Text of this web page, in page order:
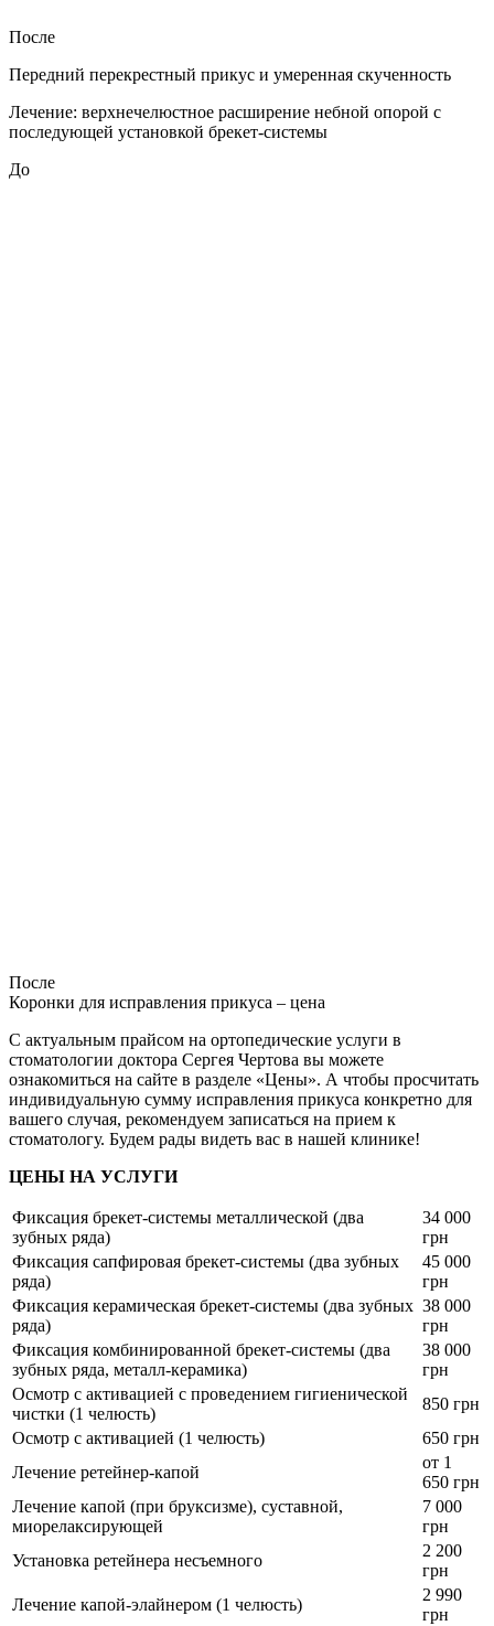
После
Передний перекрестный прикус и умеренная скученность
Лечение: верхнечелюстное расширение небной опорой с
последующей установкой брекет-системы
До
После
Коронки для исправления прикуса – цена
С актуальным прайсом на ортопедические услуги в
стоматологии доктора Сергея Чертова вы можете
ознакомиться на сайте в разделе «Цены». А чтобы просчитать
индивидуальную сумму исправления прикуса конкретно для
вашего случая, рекомендуем записаться на прием к
стоматологу. Будем рады видеть вас в нашей клинике!
ЦЕНЫ НА УСЛУГИ
Фиксация брекет-системы металлической (два
зубных ряда)
34 000
грн
Фиксация сапфировая брекет-системы (два зубных
ряда)
45 000
грн
Фиксация керамическая брекет-системы (два зубных
ряда)
38 000
грн
Фиксация комбинированной брекет-системы (два
зубных ряда, металл-керамика)
38 000
грн
Осмотр с активацией с проведением гигиенической
чистки (1 челюсть)
850 грн
Осмотр с активацией (1 челюсть)
650 грн
Лечение ретейнер-капой
от 1
650 грн
Лечение капой (при бруксизме), суставной,
миорелаксирующей
7 000
грн
Установка ретейнера несъемного
2 200
грн
Лечение капой-элайнером (1 челюсть)
2 990
грн